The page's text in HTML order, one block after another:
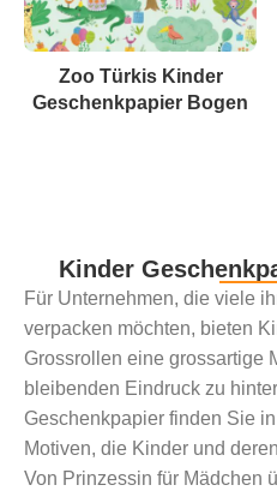
Zoo Türkis Kinder
Geschenkpapier Bogen
Kinder
Für Unternehmen, die viele
verpacken möchten, bieten
Grossrollen eine grossartige
bleibenden Eindruck zu
Geschenkpapier finden Sie
Motiven, die Kinder und
Von Prinzessin für Mädchen